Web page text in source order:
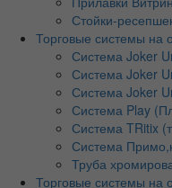
Стойки-
Торговые системы на
Система Joker
Система Joker
Система Joker
Система Play
Система TRitix
Система
Труба
Торговые системы на